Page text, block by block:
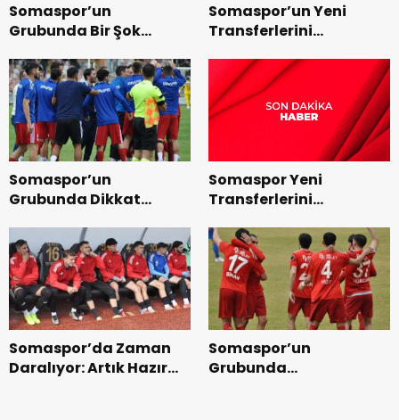
Somaspor’un
Grubunda Bir Şok
Somaspor’un Yeni
Transferlerini
Somaspor’un
Grubunda Dikkat
Somaspor Yeni
Transferlerini
Somaspor’da Zaman
Daralıyor: Artık Hazır
Somaspor’un
Grubunda